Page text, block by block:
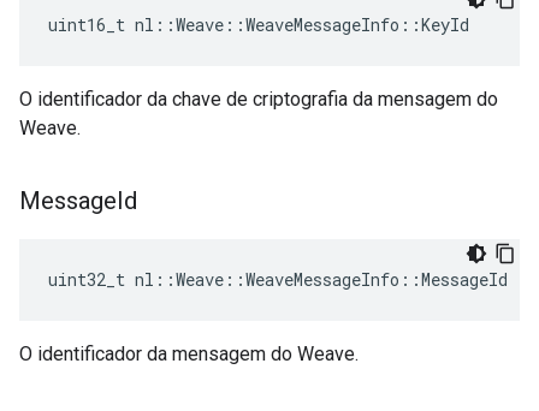
uint16_t nl::Weave::WeaveMessageInfo::KeyId
O identificador da chave de criptografia da mensagem do
Weave.
MessageId
uint32_t nl::Weave::WeaveMessageInfo::MessageId
O identificador da mensagem do Weave.